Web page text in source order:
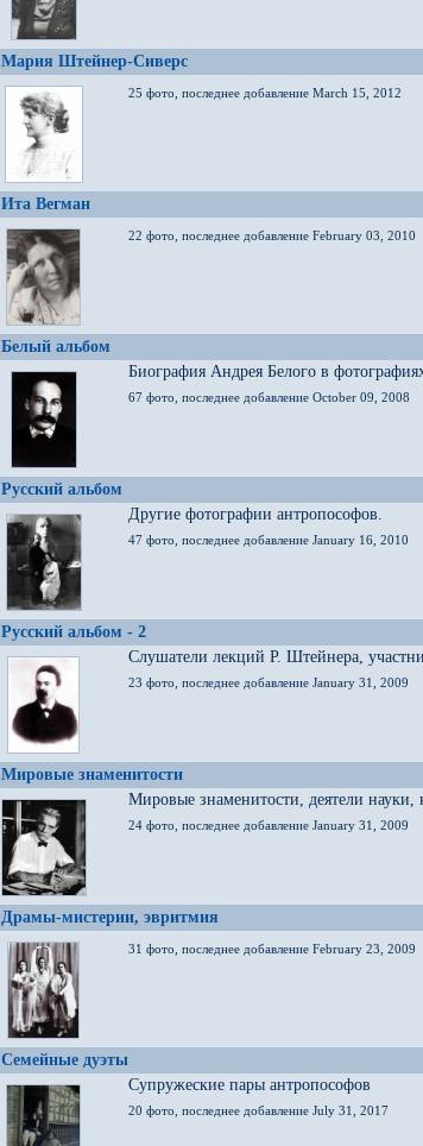
Мария Штейнер-Сиверс
25 фото, последнее добавление March 15, 2012
Ита Вегман
22 фото, последнее добавление February 03, 2010
Белый альбом
Биография Андрея Белого в
67 фото, последнее добавление October 09, 2008
Русский альбом
Другие фотографии антропософов.
47 фото, последнее добавление January 16, 2010
Русский альбом - 2
Cлушатели лекций Р. Штейнера,
23 фото, последнее добавление January 31, 2009
Мировые знаменитости
Мировые знаменитости, деятели науки,
24 фото, последнее добавление January 31, 2009
Драмы-мистерии, эвритмия
31 фото, последнее добавление February 23, 2009
Семейные дуэты
Супружеские пары антропософов
20 фото, последнее добавление July 31, 2017